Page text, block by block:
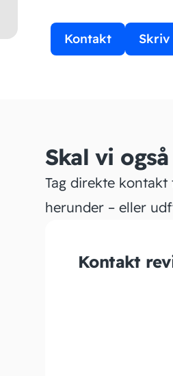
Kontakt Skriv
Skal vi
Tag direkte
herunder – eller
Kontakt